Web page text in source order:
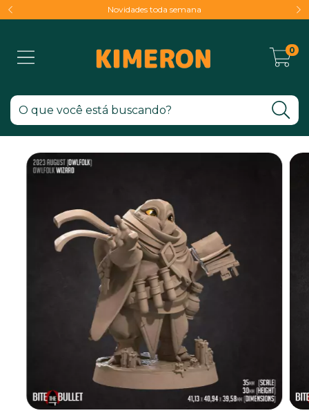
Novidades toda semana
0